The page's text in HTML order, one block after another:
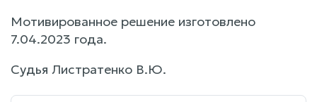
Мотивированное решение изготовлено
7.04.2023 года.
Судья Листратенко В.Ю.